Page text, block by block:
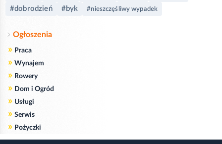
#dobrodzień #byk #nieszczęśliwy wypadek
Ogłoszenia
» Praca
» Wynajem
» Rowery
» Dom i Ogród
» Usługi
» Serwis
» Pożyczki